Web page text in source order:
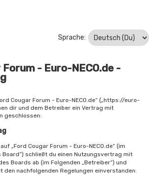
Sprache:
- Euro-NECO.de -
Cougar Forum - Euro-NECO.de“ („https://euro-
dir und dem Betreiber ein Vertrag mit
geschlossen:
„Ford Cougar Forum - Euro-NECO.de“ (im
Board“) schließt du einen Nutzungsvertrag mit
Boards ab (im Folgenden „Betreiber“) und
den nachfolgenden Regelungen einverstanden.